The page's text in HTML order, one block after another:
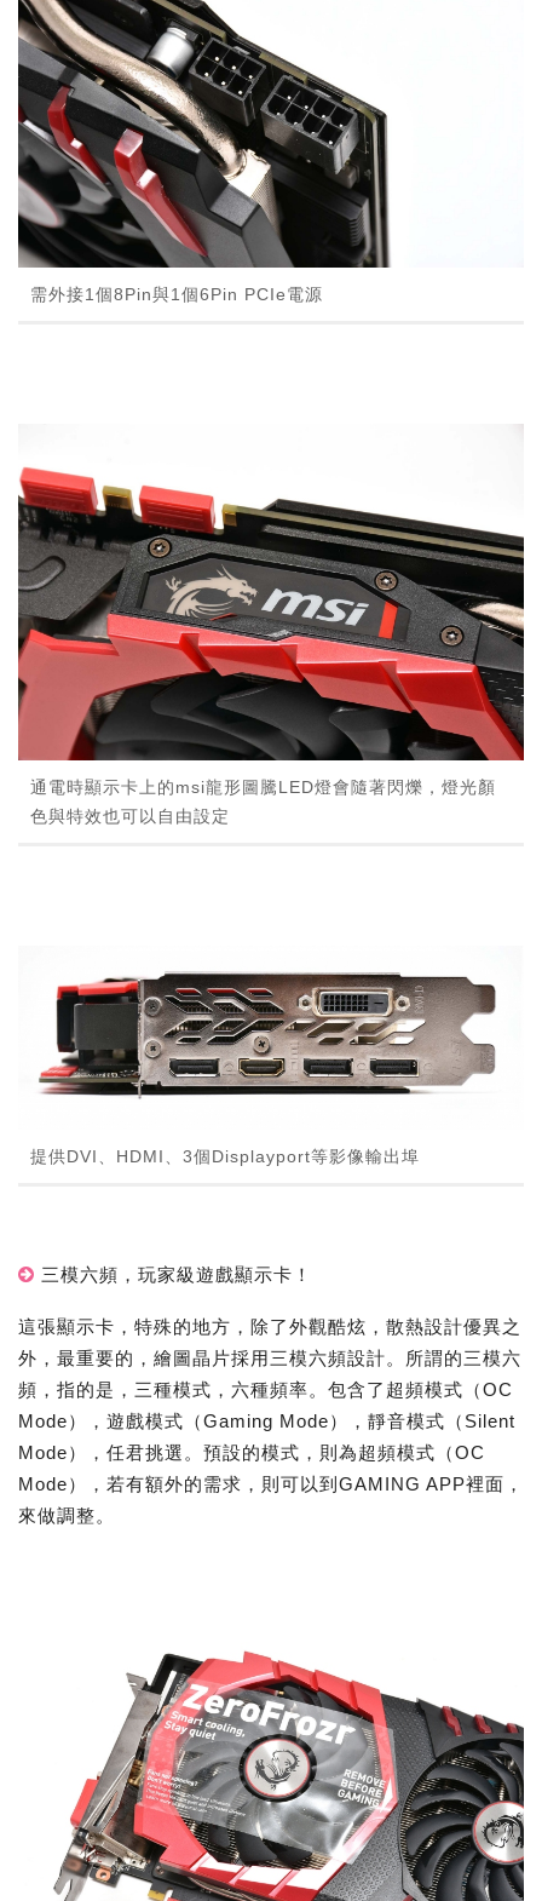
需外接1個8Pin與1個6Pin PCIe電源
通電時顯示卡上的msi龍形圖騰LED燈會隨著閃爍，燈光顏
色與特效也可以自由設定
提供DVI、HDMI、3個Displayport等影像輸出埠
三模六頻，玩家級遊戲顯示卡！
這張顯示卡，特殊的地方，除了外觀酷炫，散熱設計優異之
外，最重要的，繪圖晶片採用三模六頻設計。所謂的三模六
頻，指的是，三種模式，六種頻率。包含了超頻模式（OC
Mode），遊戲模式（Gaming Mode），靜音模式（Silent
Mode），任君挑選。預設的模式，則為超頻模式（OC
Mode），若有額外的需求，則可以到GAMING APP裡面，
來做調整。